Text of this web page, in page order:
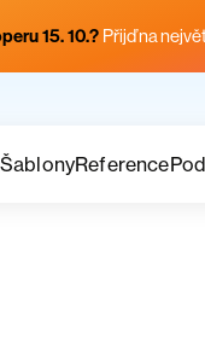
15. 10.? Přijď na
ŠablonyReference